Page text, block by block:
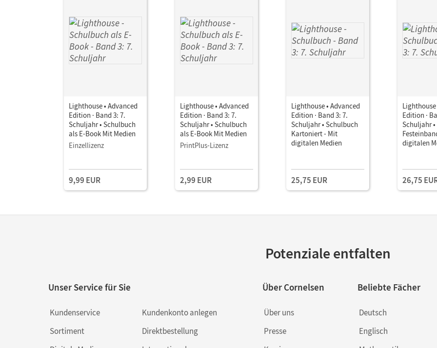
Lighthouse • Advanced
Edition · Band 3: 7.
Schuljahr • Schulbuch
als E-Book Mit Medien
Einzellizenz
9,99 EUR
Lighthouse • Advanced
Edition · Band 3: 7.
Schuljahr • Schulbuch
als E-Book Mit Medien
PrintPlus-Lizenz
2,99 EUR
Lighthouse • Advanced
Edition · Band 3: 7.
Schuljahr • Schulbuch
Kartoniert - Mit
digitalen Medien
25,75 EUR
Lighthouse
Edition ·
Schuljahr
digitalen
26,75
Potenziale entfalten
Unser Service für Sie
Kundenservice
Sortiment
Kundenkonto anlegen
Direktbestellung
Über Cornelsen
Über uns
Presse
Beliebte Fächer
Deutsch
Englisch